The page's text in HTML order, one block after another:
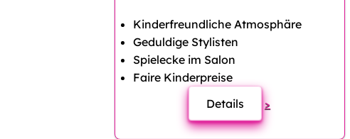
Kinderfreundliche Atmosphäre
Geduldige Stylisten
Spielecke im Salon
Faire Kinderpreise
Details
>